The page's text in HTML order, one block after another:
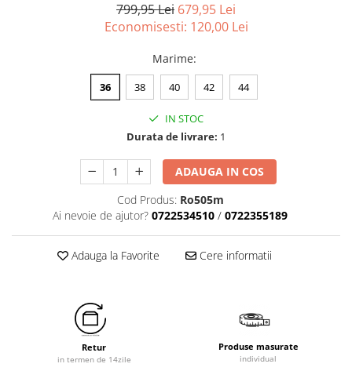
799,95 Lei 679,95 Lei
Economisesti: 120,00 Lei
Marime:
36 38 40 42 44
IN STOC
Durata de livrare: 1
ADAUGA IN COS
Cod Produs: Ro505m
Ai nevoie de ajutor? 0722534510 / 0722355189
Adauga la Favorite Cere informatii
Retur
in termen de 14zile
Produse masurate
individual